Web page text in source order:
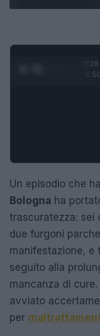
1:50
Un episodio che
Bologna ha
trascuratezza: sei
due furgoni
manifestazione, e
seguito alla
mancanza di
avviato
per